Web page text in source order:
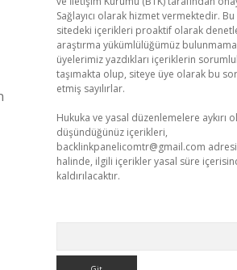
Sağlayıcı olarak hizmet vermektedir.
sitedeki içerikleri proaktif olarak
araştırma yükümlülüğümüz
üyelerimiz yazdıkları içeriklerin
taşımakta olup, siteye üye olarak bu
etmiş sayılırlar.
Hukuka ve yasal düzenlemelere aykırı
düşündüğünüz içerikleri,
backlinkpanelicomtr@gmail.com
halinde, ilgili içerikler yasal süre
kaldırılacaktır.